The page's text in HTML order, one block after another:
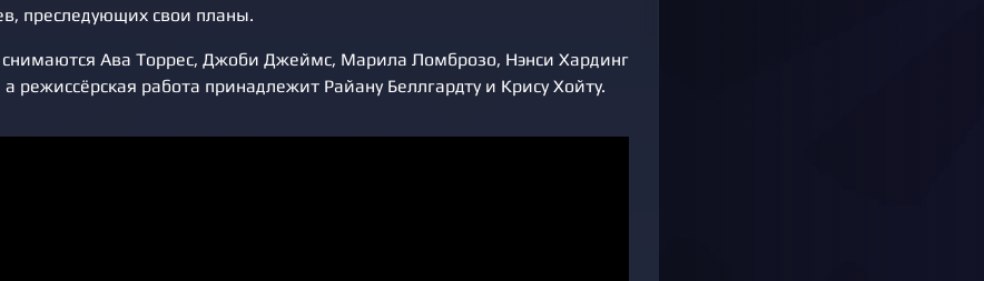
преследующих свои планы.
снимаются Ава Торрес, Джоби Джеймс, Марила Ломброзо, Нэнси Хардинг
режиссёрская работа принадлежит Райану Беллгардту и Крису Хойту.